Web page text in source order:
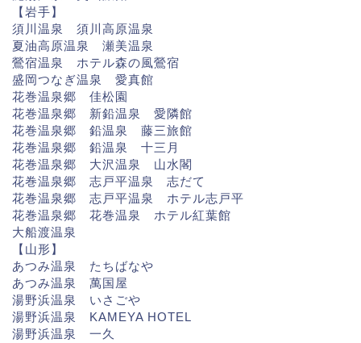
【岩手】
須川温泉 須川高原温泉
夏油高原温泉 瀬美温泉
鶯宿温泉 ホテル森の風鶯宿
盛岡つなぎ温泉 愛真館
花巻温泉郷 佳松園
花巻温泉郷 新鉛温泉 愛隣館
花巻温泉郷 鉛温泉 藤三旅館
花巻温泉郷 鉛温泉 十三月
花巻温泉郷 大沢温泉 山水閣
花巻温泉郷 志戸平温泉 志だて
花巻温泉郷 志戸平温泉 ホテル志戸平
花巻温泉郷 花巻温泉 ホテル紅葉館
大船渡温泉
【山形】
あつみ温泉 たちばなや
あつみ温泉 萬国屋
湯野浜温泉 いさごや
湯野浜温泉 KAMEYA HOTEL
湯野浜温泉 一久